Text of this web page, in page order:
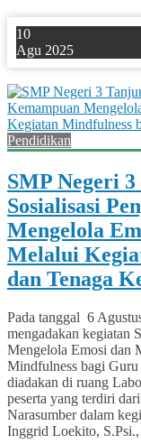
10
Agu 2025
Pendidikan
SMP Negeri
Sosialisasi
Mengelola
Melalui
dan Tenaga
Pada tanggal 6
mengadakan kegiatan
Mengelola Emosi dan
Mindfulness bagi
diadakan di ruang
peserta yang terdiri
Narasumber dalam
Inggrid Loekito, S.Psi.,